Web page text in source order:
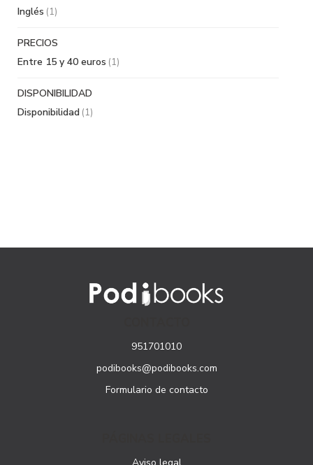
Inglés (1)
PRECIOS
Entre 15 y 40 euros (1)
DISPONIBILIDAD
Disponibilidad (1)
951701010
podibooks@podibooks.com
Formulario de contacto
Aviso legal